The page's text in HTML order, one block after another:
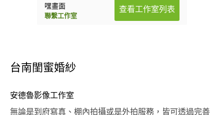
嘿畫面
聯繫工作室
查看工作室列表
台南閨蜜婚紗
安德魯影像工作室
無論是到府寫真、棚內拍攝或是外拍服務，皆可透過完善